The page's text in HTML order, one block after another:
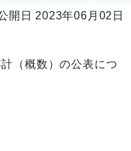
開日 2023年06月02日
（概数）の公表につ